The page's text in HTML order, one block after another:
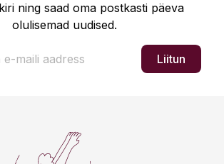
ning saad oma postkasti päeva
olulisemad uudised.
Liitun